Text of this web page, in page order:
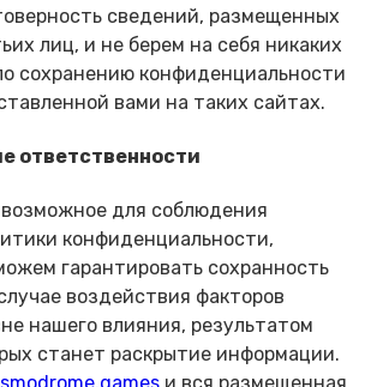
сведений, размещенных
лиц, и не берем на себя никаких
сохранению конфиденциальности
вами на таких сайтах.
ответственности
для соблюдения
конфиденциальности,
гарантировать сохранность
воздействия факторов
нашего влияния, результатом
станет раскрытие информации.